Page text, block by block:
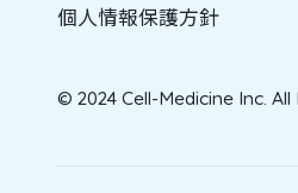
個人情報保護方針
© 2024 Cell-Medicine Inc.